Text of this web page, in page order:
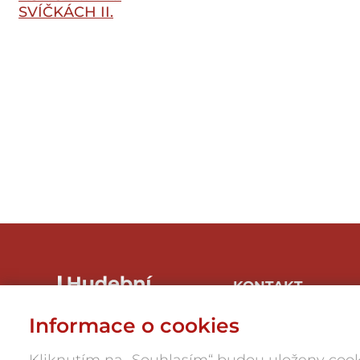
SVÍČKÁCH II.
KONTAKT
Hrnčířská 1/246, 669 04
Informace o cookies